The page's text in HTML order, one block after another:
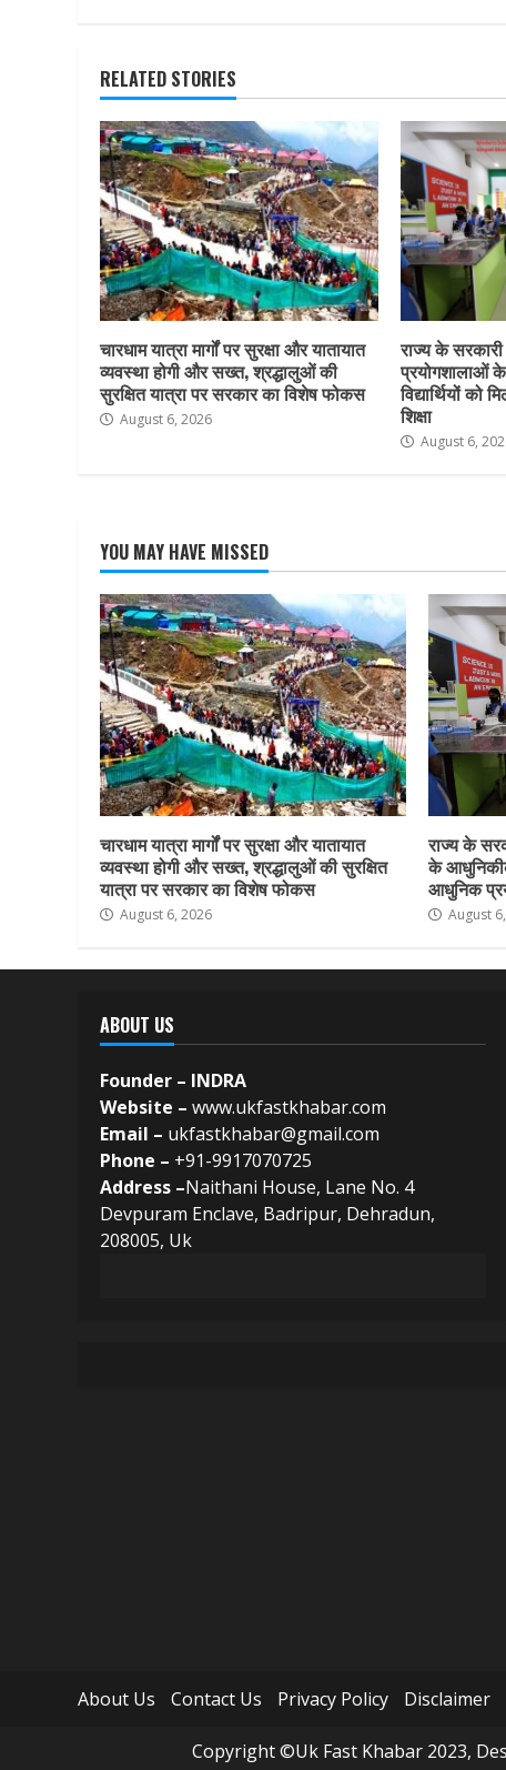
RELATED STORIES
चारधाम यात्रा मार्गों पर सुरक्षा और यातायात
व्यवस्था होगी और सख्त, श्रद्धालुओं की
सुरक्षित यात्रा पर सरकार का विशेष फोकस
August 6, 2026
राज्य के
प्रयोगशालाओं
विद्यार्थियों को
शिक्षा
August 6,
YOU MAY HAVE MISSED
चारधाम यात्रा मार्गों पर सुरक्षा और यातायात
व्यवस्था होगी और सख्त, श्रद्धालुओं की सुरक्षित
यात्रा पर सरकार का विशेष फोकस
August 6, 2026
राज्य के
के
आधुनिक
August
ABOUT US
Founder – INDRA
Website – www.ukfastkhabar.com
Email – ukfastkhabar@gmail.com
Phone – +91-9917070725
Address –Naithani House, Lane No. 4
Devpuram Enclave, Badripur, Dehradun,
208005, Uk
About Us Contact Us Privacy Policy Disclaimer
Copyright ©Uk Fast Khabar 2023,